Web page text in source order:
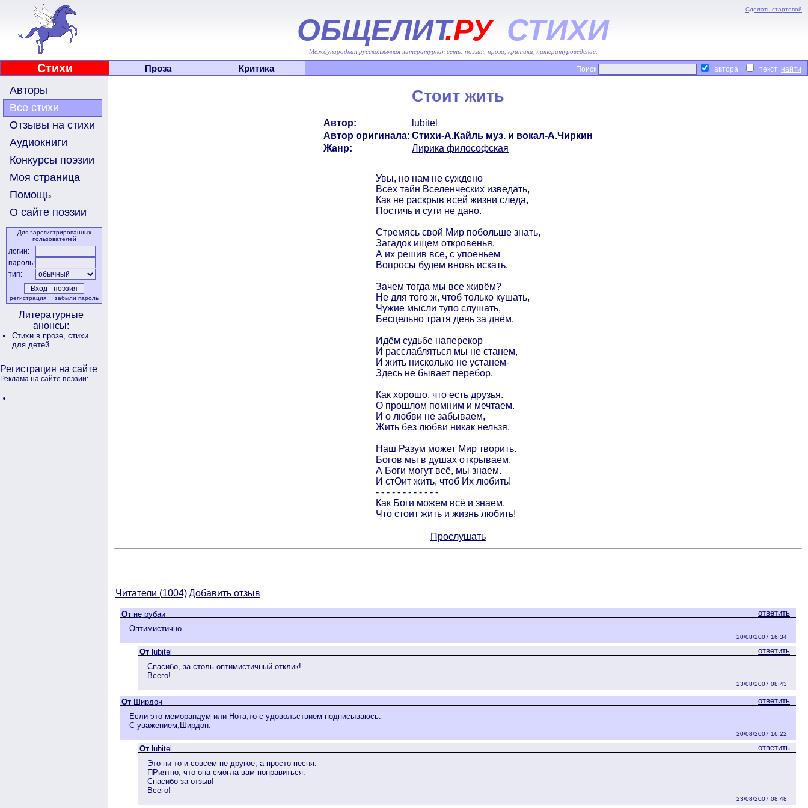
Сделать стартовой
ОБЩЕЛИТ.РУ СТИХИ
Международная русскоязычная литературная сеть: поэзия, проза, критика, литературоведение.
Стихи Проза Критика Поиск автора | текст
Авторы
Все стихи
Отзывы на стихи
Аудиокниги
Конкурсы поэзии
Моя страница
Помощь
О сайте поэзии
Для зарегистрированных
пользователей
логин:
пароль:
тип:
регистрация забыли пароль
Литературные
анонсы:
Стихи в прозе, стихи
для детей.
Регистрация на сайте
Реклама на сайте поэзии:
Стоит жить
Автор:
lubitel
Автор оригинала: Стихи-А.Кайль муз. и вокал-А.Чиркин
Жанр:
Лирика философская
Увы, но нам не суждено
Всех тайн Вселенческих изведать,
Как не раскрыв всей жизни следа,
Постичь и сути не дано.
Стремясь свой Мир побольше знать,
Загадок ищем откровенья.
А их решив все, с упоеньем
Вопросы будем вновь искать.
Зачем тогда мы все живём?
Не для того ж, чтоб только кушать,
Чужие мысли тупо слушать,
Бесцельно тратя день за днём.
Идём судьбе наперекор
И расслабляться мы не станем,
И жить нисколько не устанем-
Здесь не бывает перебор.
Как хорошо, что есть друзья.
О прошлом помним и мечтаем.
И о любви не забываем,
Жить без любви никак нельзя.
Наш Разум может Мир творить.
Богов мы в душах открываем.
А Боги могут всё, мы знаем.
И стОит жить, чтоб Их любить!
- - - - - - - - - - - -
Как Боги можем всё и знаем,
Что стоит жить и жизнь любить!
Прослушать
Читатели (1004)Добавить отзыв
От не рубаи
ответить
Оптимистично...
20/08/2007 16:34
От lubitel
ответить
Спасибо, за столь оптимистичный отклик!
Всего!
23/08/2007 08:43
От Ширдон
ответить
Если это меморандум или Нота;то с удовольствием подписываюсь.
С уважением,Ширдон.
20/08/2007 16:22
От lubitel
ответить
Это ни то и совсем не другое, а просто песня.
ПРиятно, что она смогла вам понравиться.
Спасибо за отзыв!
Всего!
23/08/2007 08:48